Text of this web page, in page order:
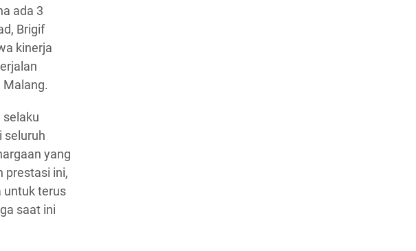
ada 3
Brigif
kinerja
Malang.
selaku
seluruh
yang
prestasi ini,
untuk terus
saat ini